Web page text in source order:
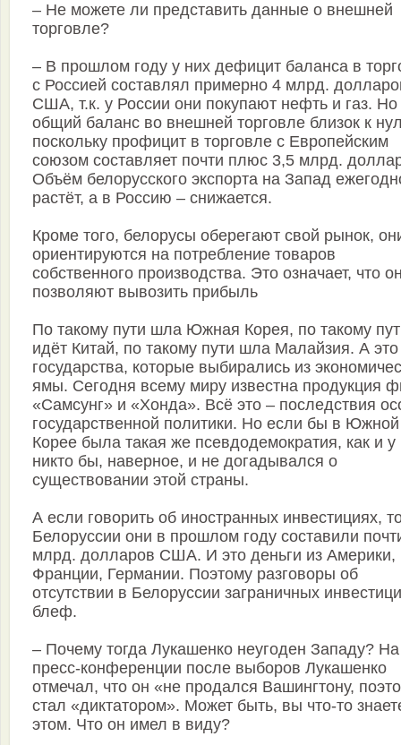
– Не можете ли представить данные о внешней
торговле?
– В прошлом году у них дефицит баланса в
с Россией составлял примерно 4 млрд.
США, т.к. у России они покупают нефть и газ. Но
общий баланс во внешней торговле близок к
поскольку профицит в торговле с Европейским
союзом составляет почти плюс 3,5 млрд.
Объём белорусского экспорта на Запад
растёт, а в Россию – снижается.
Кроме того, белорусы оберегают свой рынок,
ориентируются на потребление товаров
собственного производства. Это означает, что
позволяют вывозить прибыль
По такому пути шла Южная Корея, по такому
идёт Китай, по такому пути шла Малайзия. А это
государства, которые выбирались из
ямы. Сегодня всему миру известна продукция
«Самсунг» и «Хонда». Всё это – последствия
государственной политики. Но если бы в Южной
Корее была такая же псевдодемократия, как и у
никто бы, наверное, и не догадывался о
существовании этой страны.
А если говорить об иностранных инвестициях,
Белоруссии они в прошлом году составили
млрд. долларов США. И это деньги из Америки,
Франции, Германии. Поэтому разговоры об
отсутствии в Белоруссии заграничных
блеф.
– Почему тогда Лукашенко неугоден Западу? На
пресс-конференции после выборов Лукашенко
отмечал, что он «не продался Вашингтону,
стал «диктатором». Может быть, вы что-то
этом. Что он имел в виду?